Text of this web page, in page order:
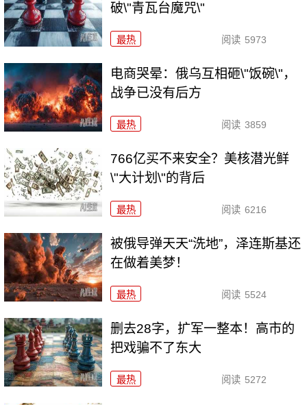
破\"青瓦台魔咒\"
最热 阅读 5973
电商哭晕：俄乌互相砸\"饭碗\"，
战争已没有后方
最热 阅读 3859
766亿买不来安全？美核潜光鲜
\"大计划\"的背后
最热 阅读 6216
被俄导弹天天“洗地”，泽连斯基还
在做着美梦！
最热 阅读 5524
删去28字，扩军一整本！高市的
把戏骗不了东大
最热 阅读 5272